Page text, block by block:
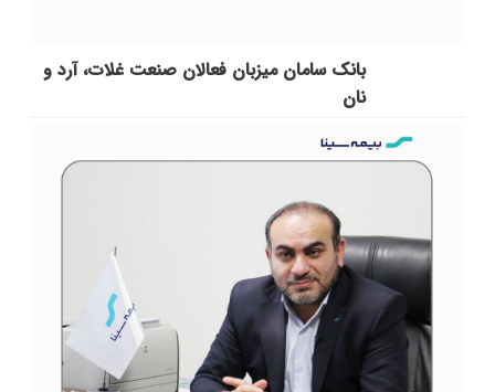
بانک سامان میزبان فعالان صنعت غلات، آرد و
نان